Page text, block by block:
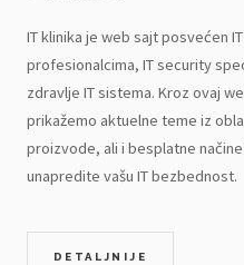
IT klinika je web sajt posvećen
profesionalcima, IT security
zdravlje IT sistema. Kroz ovaj
prikažemo aktuelne teme iz
proizvode, ali i besplatne
unapredite vašu IT bezbednost.
DETALJNIJE